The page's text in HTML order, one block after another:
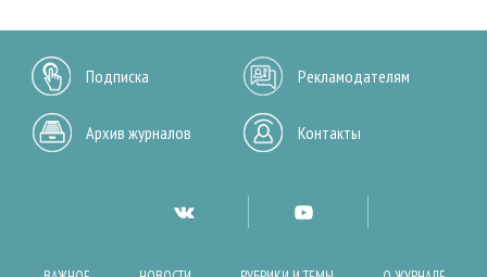
Подписка Рекламодателям
Архив журналов Контакты